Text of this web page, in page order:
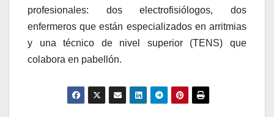
profesionales: dos electrofisiólogos, dos
enfermeros que están especializados en arritmias
y una técnico de nivel superior (TENS) que
colabora en pabellón.